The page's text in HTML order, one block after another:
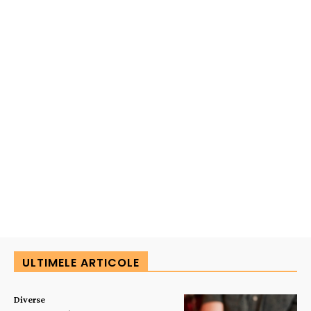
ULTIMELE ARTICOLE
Diverse